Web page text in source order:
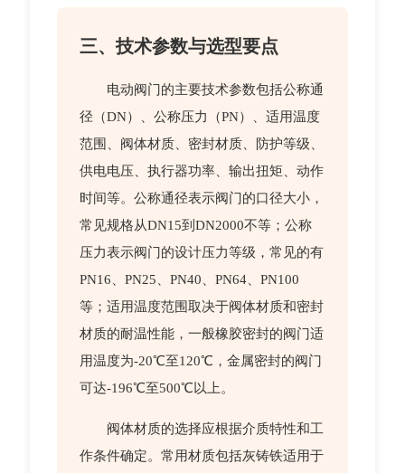
三、技术参数与选型要点
电动阀门的主要技术参数包括公称通
径（DN）、公称压力（PN）、适用温度
范围、阀体材质、密封材质、防护等级、
供电电压、执行器功率、输出扭矩、动作
时间等。公称通径表示阀门的口径大小，
常见规格从DN15到DN2000不等；公称
压力表示阀门的设计压力等级，常见的有
PN16、PN25、PN40、PN64、PN100
等；适用温度范围取决于阀体材质和密封
材质的耐温性能，一般橡胶密封的阀门适
用温度为-20℃至120℃，金属密封的阀门
可达-196℃至500℃以上。
阀体材质的选择应根据介质特性和工
作条件确定。常用材质包括灰铸铁适用于